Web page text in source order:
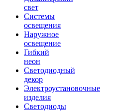
свет
Системы
освещения
Наружное
освещение
Гибкий
неон
Светодиодный
декор
Электроустановочные
изделия
Светодиоды